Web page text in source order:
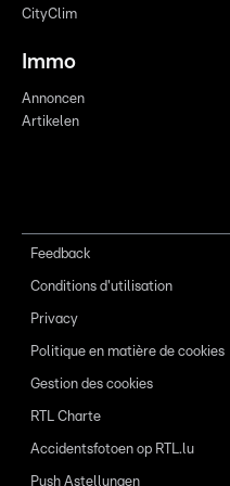
CityClim
Immo
Annoncen
Artikelen
Feedback
Conditions d'utilisation
Privacy
Politique en matière de cookies
Gestion des cookies
RTL Charte
Accidentsfotoen op RTL.lu
Push Astellungen